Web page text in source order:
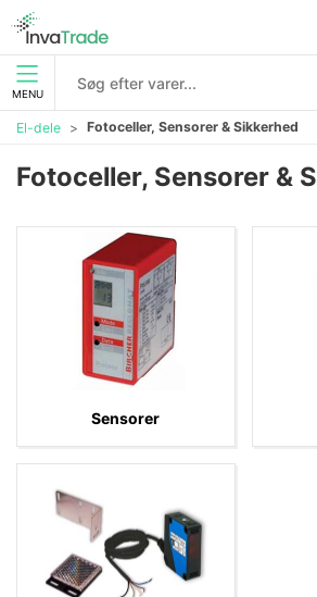
MENU
El-dele Fotoceller, Sensorer & Sikkerhed
Fotoceller, Sensorer &
Sensorer